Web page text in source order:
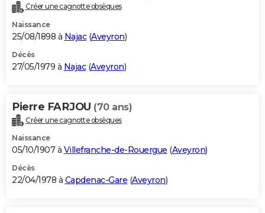
Créer une cagnotte obsèques
Naissance
25/08/1898 à Najac(Aveyron)
Décès
27/05/1979 à Najac(Aveyron)
Pierre FARJOU (70 ans)
Créer une cagnotte obsèques
Naissance
05/10/1907 à Villefranche-de-Rouergue (Aveyron)
Décès
22/04/1978 à Capdenac-Gare (Aveyron)